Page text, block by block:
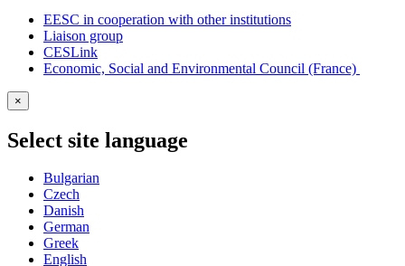
EESC in cooperation with other institutions
Liaison group
CESLink
Economic, Social and Environmental Council (France)
×
Select site language
Bulgarian
Czech
Danish
German
Greek
English